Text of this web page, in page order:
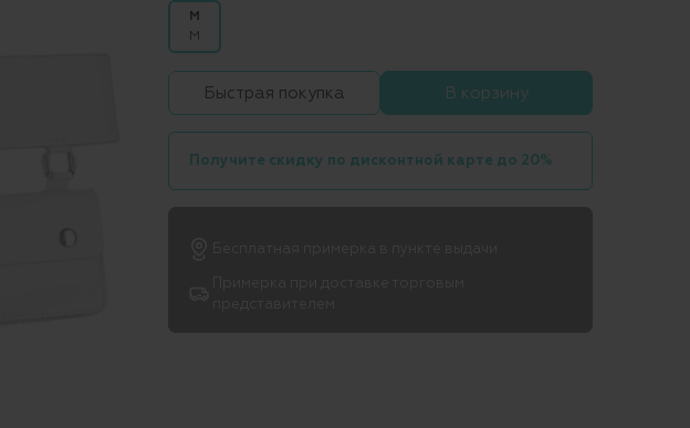
M
M
Быстрая покупка В корзину
Получите скидку по дисконтной карте до 20%